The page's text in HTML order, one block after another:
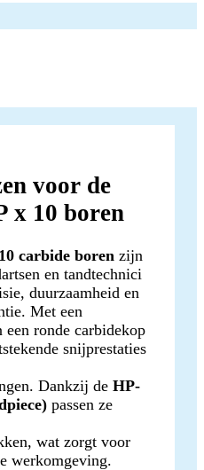
voor de
x 10 boren
carbide boren zijn
en tandtechnici
duurzaamheid en
Met een
een ronde carbidekop
snijprestaties
Dankzij de HP-
passen ze
wat zorgt voor
werkomgeving.